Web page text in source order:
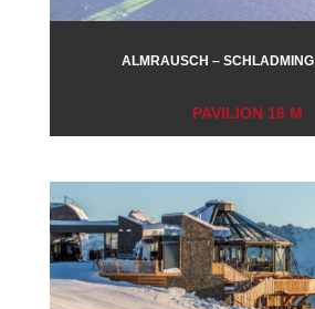
ALMRAUSCH –
PAVILION 16 M